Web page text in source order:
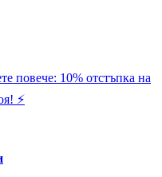
повече: 10% отстъпка на
⚡️